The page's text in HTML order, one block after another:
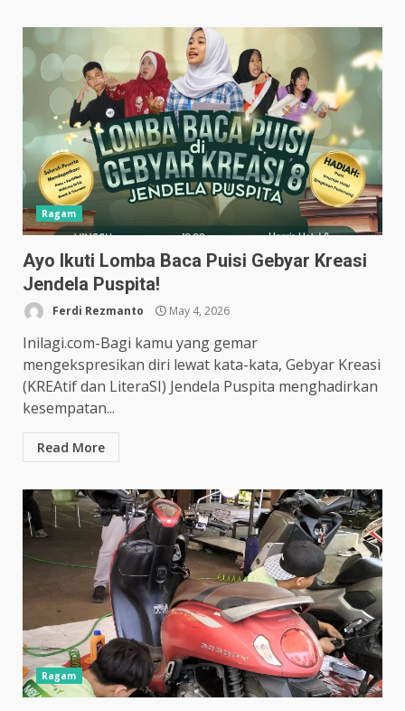
Ragam
Ayo Ikuti Lomba Baca Puisi Gebyar Kreasi
Jendela Puspita!
Ferdi Rezmanto May 4, 2026
Inilagi.com-Bagi kamu yang gemar
mengekspresikan diri lewat kata-kata, Gebyar Kreasi
(KREAtif dan LiteraSI) Jendela Puspita menghadirkan
kesempatan...
Read More
Ragam